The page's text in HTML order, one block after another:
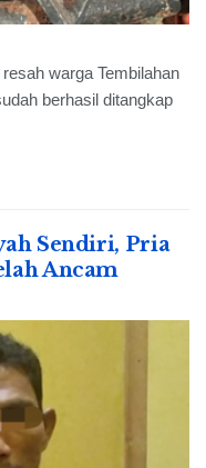
warga Tembilahan
berhasil ditangkap
Sendiri, Pria
Ancam